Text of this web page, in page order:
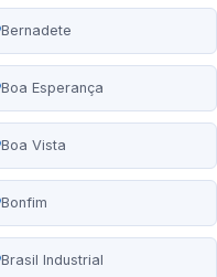
Bernadete
Boa Esperança
Boa Vista
Bonfim
Brasil Industrial